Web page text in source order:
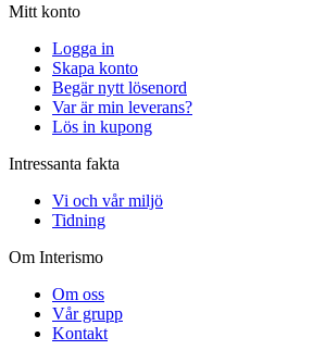
Mitt konto
Logga in
Skapa konto
Begär nytt lösenord
Var är min leverans?
Lös in kupong
Intressanta fakta
Vi och vår miljö
Tidning
Om Interismo
Om oss
Vår grupp
Kontakt